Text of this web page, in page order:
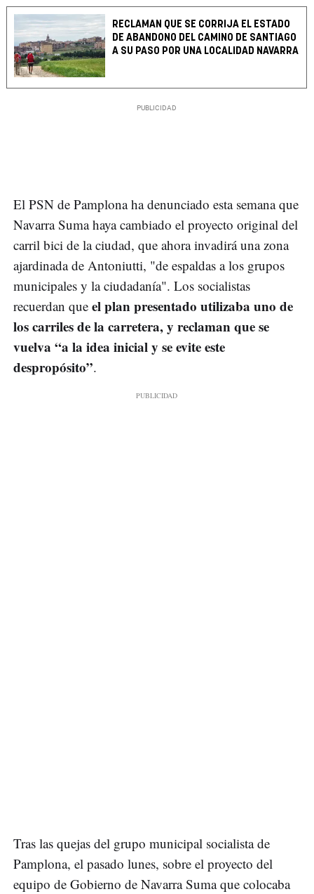
RECLAMAN QUE SE CORRIJA EL ESTADO
DE ABANDONO DEL CAMINO DE SANTIAGO
A SU PASO POR UNA LOCALIDAD NAVARRA
El PSN de Pamplona ha denunciado esta semana que
Navarra Suma haya cambiado el proyecto original del
carril bici de la ciudad, que ahora invadirá una zona
ajardinada de Antoniutti, "de espaldas a los grupos
municipales y la ciudadanía". Los socialistas
recuerdan que el plan presentado utilizaba uno de
los carriles de la carretera, y reclaman que se
vuelva “a la idea inicial y se evite este
despropósito”.
Tras las quejas del grupo municipal socialista de
Pamplona, el pasado lunes, sobre el proyecto del
equipo de Gobierno de Navarra Suma que colocaba